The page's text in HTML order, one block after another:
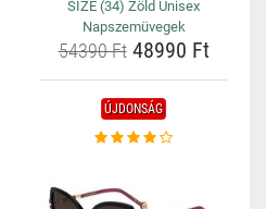
SIZE (34) Zöld Unisex
Napszemüvegek
54390 Ft48990 Ft
ÚJDONSÁG